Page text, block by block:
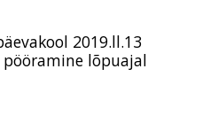
2019.ll.13
lõpuajal